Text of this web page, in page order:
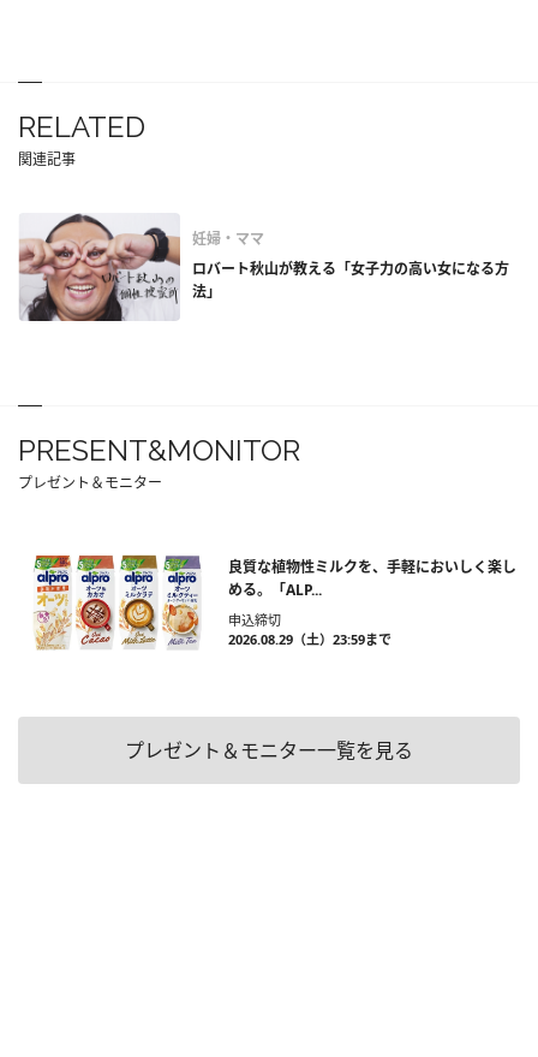
RELATED
関連記事
妊婦・ママ
ロバート秋山が教える「女子力の高い女になる方
法」
PRESENT&MONITOR
プレゼント＆モニター
良質な植物性ミルクを、手軽においしく楽し
める。「ALP...
申込締切
2026.08.29（土）23:59まで
プレゼント＆モニター一覧を見る